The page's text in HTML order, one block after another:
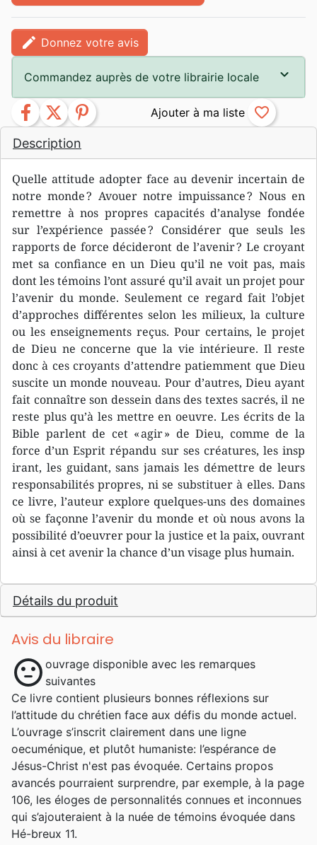
Description
Quelle attitude adopter face au devenir incertain de
notre monde ? Avouer notre impuissance ? Nous en
remettre à nos propres capacités d’analyse fondée
sur l’expérience passée ? Considérer que seuls les
rapports de force décideront de l’avenir ? Le croyant
met sa confiance en un Dieu qu’il ne voit pas, mais
dont les témoins l’ont assuré qu’il avait un projet pour
l’avenir du monde. Seulement ce regard fait l’objet
d’approches différentes selon les milieux, la culture
ou les enseignements reçus. Pour certains, le projet
de Dieu ne concerne que la vie intérieure. Il reste
donc à ces croyants d’attendre patiemment que Dieu
suscite un monde nouveau. Pour d’autres, Dieu ayant
fait connaître son dessein dans des textes sacrés, il ne
reste plus qu’à les mettre en oeuvre. Les écrits de la
Bible parlent de cet « agir » de Dieu, comme de la
force d’un Esprit répandu sur ses créatures, les insp
irant, les guidant, sans jamais les démettre de leurs
responsabilités propres, ni se substituer à elles. Dans
ce livre, l’auteur explore quelques-uns des domaines
où se façonne l’avenir du monde et où nous avons la
possibilité d’oeuvrer pour la justice et la paix, ouvrant
ainsi à cet avenir la chance d’un visage plus humain.
Détails du produit
Avis du libraire
sentiment_neutral ouvrage disponible avec les remarques
suivantes
Ce livre contient plusieurs bonnes réflexions sur
l’attitude du chrétien face aux défis du monde actuel.
L’ouvrage s’inscrit clairement dans une ligne
oecuménique, et plutôt humaniste: l’espérance de
Jésus-Christ n'est pas évoquée. Certains propos
avancés pourraient surprendre, par exemple, à la page
106, les éloges de personnalités connues et inconnues
qui s’ajouteraient à la nuée de témoins évoquée dans
Hé-breux 11.
edit Donnez votre avis
Commandez auprès de votre librairie locale
facebook twitter pinterest favorite_border